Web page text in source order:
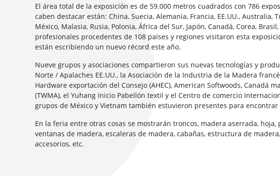
El área total de la exposición es de 59.000 metros cuadrados con 786
caben destacar están: China, Suecia, Alemania, Francia, EE.UU., Australia,
México, Malasia, Rusia, Polonia, África del Sur, Japón, Canadá, Corea,
profesionales procedentes de 108 países y regiones visitaron esta
están escribiendo un nuevo récord este año.
Nueve grupos y asociaciones compartieron sus nuevas tecnologías y
Norte / Apalaches EE.UU., la Asociación de la Industria de la Madera
Hardware exportación del Consejo (AHEC), American Softwoods, Canadá
(TWMA), el Yuhang Inicio Pabellón textil y el Centro de comercio
grupos de México y Vietnam también estuvieron presentes para encontrar
En la feria entre otras cosas se mostrarán troncos, madera aserrada,
ventanas de madera, escaleras de madera, cabañas, estructura de
accesorios, etc.